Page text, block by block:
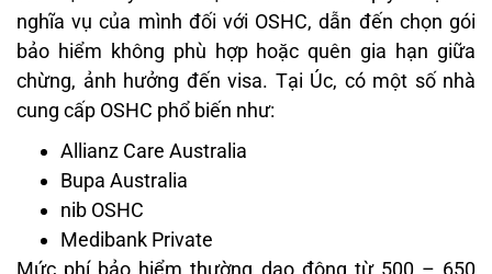
nghĩa vụ của mình đối với OSHC, dẫn đến chọn gói
bảo hiểm không phù hợp hoặc quên gia hạn giữa
chừng, ảnh hưởng đến visa. Tại Úc, có một số nhà
cung cấp OSHC phổ biến như:
Allianz Care Australia
Bupa Australia
nib OSHC
Medibank Private
Mức phí bảo hiểm thường dao động từ 500 – 650